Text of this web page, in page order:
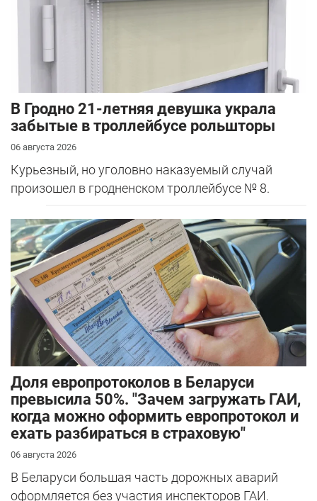
В Гродно 21-летняя девушка украла
забытые в троллейбусе рольшторы
06 августа 2026
Курьезный, но уголовно наказуемый случай
произошел в гродненском троллейбусе № 8.
Доля европротоколов в Беларуси
превысила 50%. "Зачем загружать ГАИ,
когда можно оформить европротокол и
ехать разбираться в страховую"
06 августа 2026
В Беларуси большая часть дорожных аварий
оформляется без участия инспекторов ГАИ.